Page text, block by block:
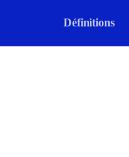
Définitions